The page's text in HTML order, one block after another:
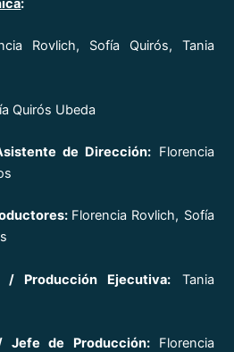
:
Rovlich, Sofía Quirós, Tania
Quirós Ubeda
de Dirección: Florencia
Florencia Rovlich, Sofía
/ Producción Ejecutiva: Tania
Jefe de Producción: Florencia